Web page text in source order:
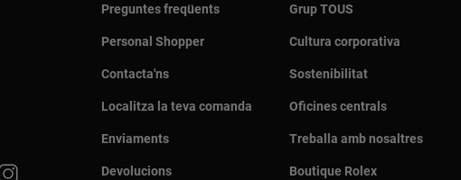
Preguntes freqüents
Personal Shopper
Contacta'ns
Localitza la teva comanda
Enviaments
Devolucions
Grup TOUS
Cultura corporativa
Sostenibilitat
Oficines centrals
Treballa amb nosaltres
Boutique Rolex